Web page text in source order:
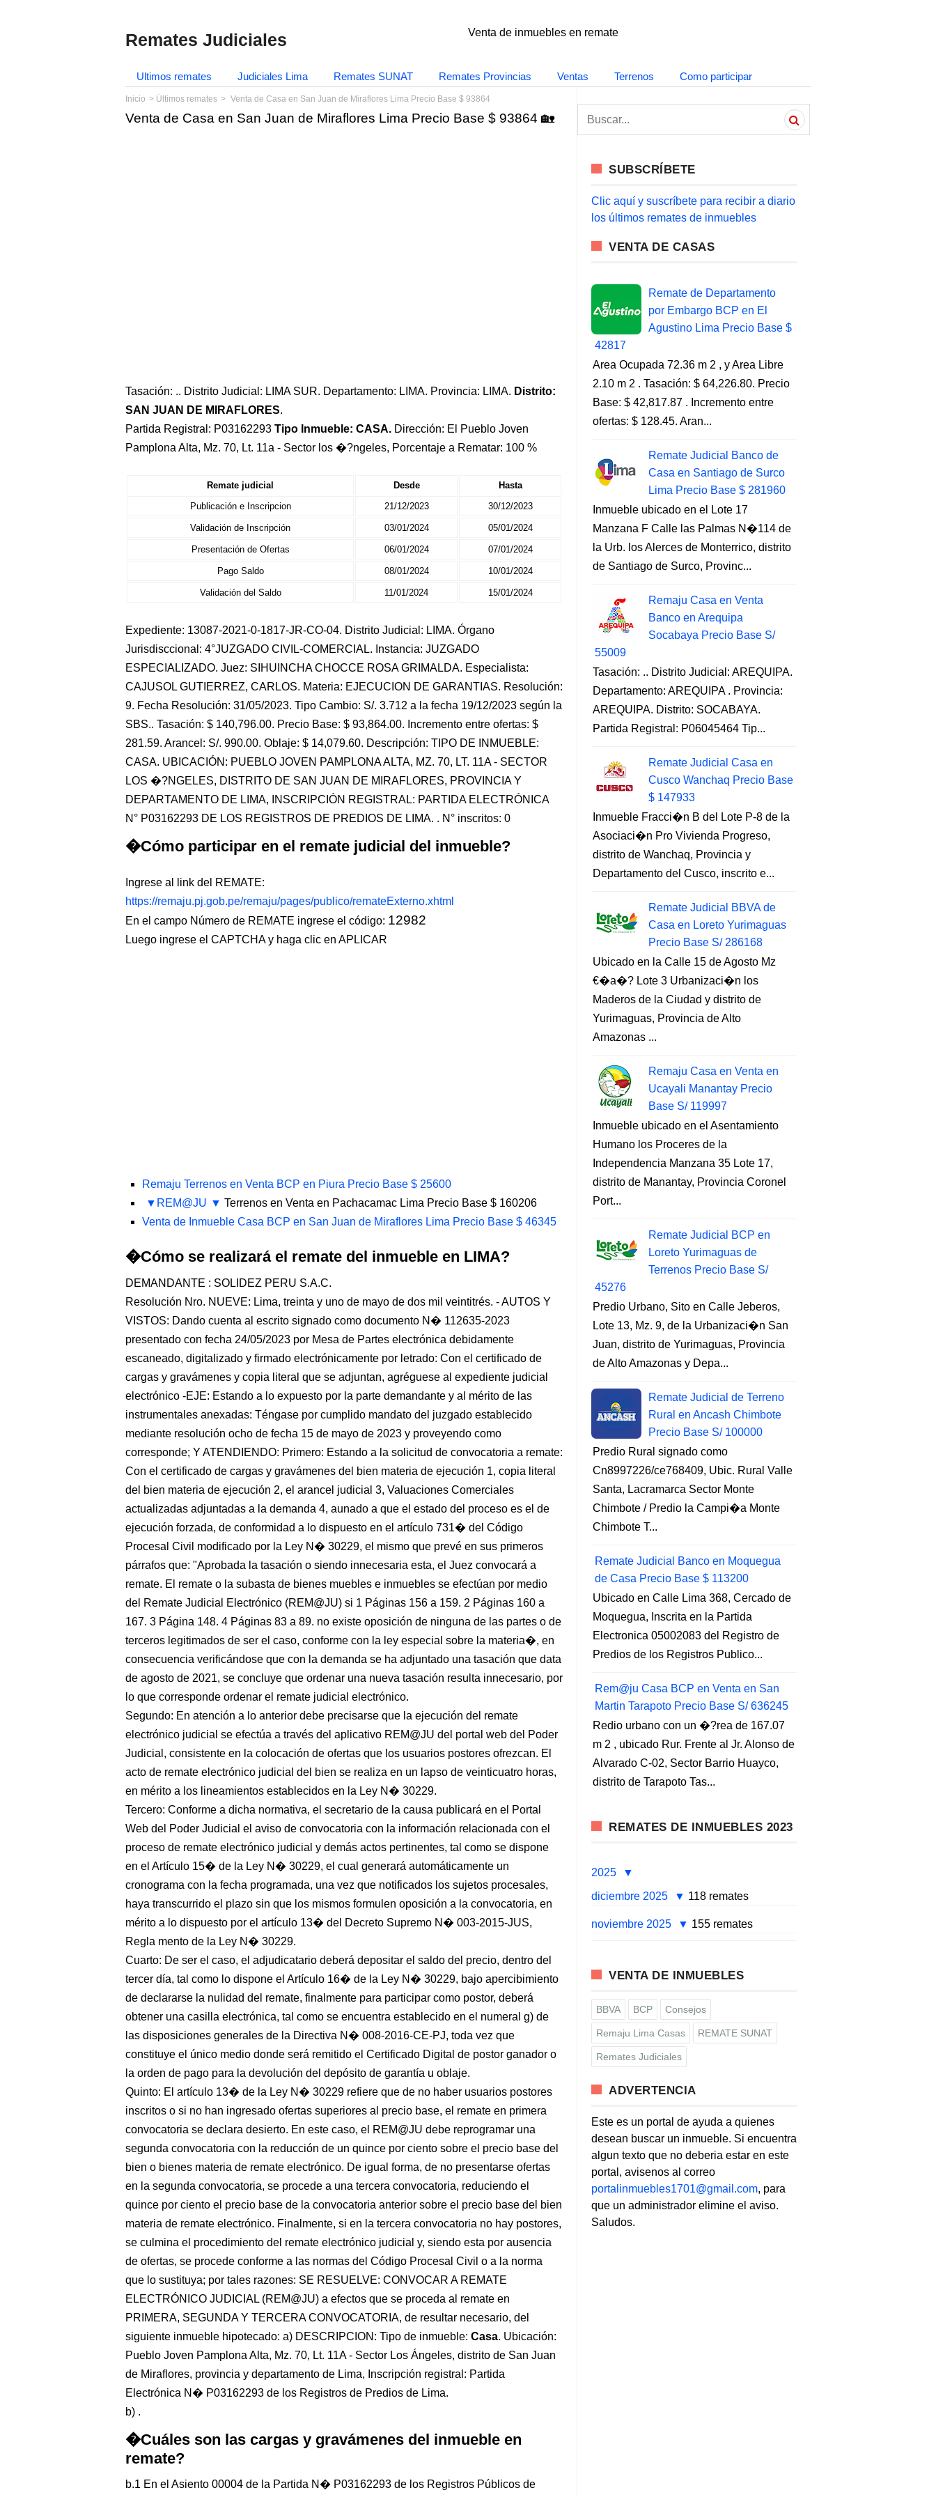
Remates Judiciales Venta de inmuebles en remate
Ultimos remates Judiciales Lima Remates SUNAT Remates Provincias Ventas Terrenos Como participar
Inicio Últimos remates Venta de Casa en San Juan de Miraflores Lima Precio Base $ 93864
Venta de Casa en San Juan de Miraflores Lima Precio Base $ 93864 🏡
Tasación: .. Distrito Judicial: LIMA SUR. Departamento: LIMA. Provincia: LIMA. Distrito:
SAN JUAN DE MIRAFLORES.
Partida Registral: P03162293 Tipo Inmueble: CASA. Dirección: El Pueblo Joven
Pamplona Alta, Mz. 70, Lt. 11a - Sector los �?ngeles, Porcentaje a Rematar: 100 %
Remate judicial Desde
Hasta
Publicación e Inscripcion
21/12/2023 30/12/2023
Validación de Inscripción 03/01/2024 05/01/2024
Presentación de Ofertas 06/01/2024 07/01/2024
Pago Saldo 08/01/2024 10/01/2024
Validación del Saldo 11/01/2024 15/01/2024
Expediente: 13087-2021-0-1817-JR-CO-04. Distrito Judicial: LIMA. Órgano
Jurisdisccional: 4°JUZGADO CIVIL-COMERCIAL. Instancia: JUZGADO
ESPECIALIZADO. Juez: SIHUINCHA CHOCCE ROSA GRIMALDA. Especialista:
CAJUSOL GUTIERREZ, CARLOS. Materia: EJECUCION DE GARANTIAS. Resolución:
9. Fecha Resolución: 31/05/2023. Tipo Cambio: S/. 3.712 a la fecha 19/12/2023 según la
SBS.. Tasación: $ 140,796.00. Precio Base: $ 93,864.00. Incremento entre ofertas: $
281.59. Arancel: S/. 990.00. Oblaje: $ 14,079.60. Descripción: TIPO DE INMUEBLE:
CASA. UBICACIÓN: PUEBLO JOVEN PAMPLONA ALTA, MZ. 70, LT. 11A - SECTOR
LOS �?NGELES, DISTRITO DE SAN JUAN DE MIRAFLORES, PROVINCIA Y
DEPARTAMENTO DE LIMA, INSCRIPCIÓN REGISTRAL: PARTIDA ELECTRÓNICA
N° P03162293 DE LOS REGISTROS DE PREDIOS DE LIMA. . N° inscritos: 0
�Cómo participar en el remate judicial del inmueble?
Ingrese al link del REMATE:
https://remaju.pj.gob.pe/remaju/pages/publico/remateExterno.xhtml
En el campo Número de REMATE ingrese el código: 12982
Luego ingrese el CAPTCHA y haga clic en APLICAR
Remaju Terrenos en Venta BCP en Piura Precio Base $ 25600
REM@JU
Terrenos en Venta en Pachacamac Lima Precio Base $ 160206
Venta de Inmueble Casa BCP en San Juan de Miraflores Lima Precio Base $ 46345
�Cómo se realizará el remate del inmueble en LIMA?
DEMANDANTE : SOLIDEZ PERU S.A.C.
Resolución Nro. NUEVE: Lima, treinta y uno de mayo de dos mil veintitrés. - AUTOS Y
VISTOS: Dando cuenta al escrito signado como documento N� 112635-2023
presentado con fecha 24/05/2023 por Mesa de Partes electrónica debidamente
escaneado, digitalizado y firmado electrónicamente por letrado: Con el certificado de
cargas y gravámenes y copia literal que se adjuntan, agréguese al expediente judicial
electrónico -EJE: Estando a lo expuesto por la parte demandante y al mérito de las
instrumentales anexadas: Téngase por cumplido mandato del juzgado establecido
mediante resolución ocho de fecha 15 de mayo de 2023 y proveyendo como
corresponde; Y ATENDIENDO: Primero: Estando a la solicitud de convocatoria a remate:
Con el certificado de cargas y gravámenes del bien materia de ejecución 1, copia literal
del bien materia de ejecución 2, el arancel judicial 3, Valuaciones Comerciales
actualizadas adjuntadas a la demanda 4, aunado a que el estado del proceso es el de
ejecución forzada, de conformidad a lo dispuesto en el artículo 731� del Código
Procesal Civil modificado por la Ley N� 30229, el mismo que prevé en sus primeros
párrafos que: "Aprobada la tasación o siendo innecesaria esta, el Juez convocará a
remate. El remate o la subasta de bienes muebles e inmuebles se efectúan por medio
del Remate Judicial Electrónico (REM@JU) si 1 Páginas 156 a 159. 2 Páginas 160 a
167. 3 Página 148. 4 Páginas 83 a 89. no existe oposición de ninguna de las partes o de
terceros legitimados de ser el caso, conforme con la ley especial sobre la materia�, en
consecuencia verificándose que con la demanda se ha adjuntado una tasación que data
de agosto de 2021, se concluye que ordenar una nueva tasación resulta innecesario, por
lo que corresponde ordenar el remate judicial electrónico.
Segundo: En atención a lo anterior debe precisarse que la ejecución del remate
electrónico judicial se efectúa a través del aplicativo REM@JU del portal web del Poder
Judicial, consistente en la colocación de ofertas que los usuarios postores ofrezcan. El
acto de remate electrónico judicial del bien se realiza en un lapso de veinticuatro horas,
en mérito a los lineamientos establecidos en la Ley N� 30229.
Tercero: Conforme a dicha normativa, el secretario de la causa publicará en el Portal
Web del Poder Judicial el aviso de convocatoria con la información relacionada con el
proceso de remate electrónico judicial y demás actos pertinentes, tal como se dispone
en el Artículo 15� de la Ley N� 30229, el cual generará automáticamente un
cronograma con la fecha programada, una vez que notificados los sujetos procesales,
haya transcurrido el plazo sin que los mismos formulen oposición a la convocatoria, en
mérito a lo dispuesto por el artículo 13� del Decreto Supremo N� 003-2015-JUS,
Regla mento de la Ley N� 30229.
Cuarto: De ser el caso, el adjudicatario deberá depositar el saldo del precio, dentro del
tercer día, tal como lo dispone el Artículo 16� de la Ley N� 30229, bajo apercibimiento
de declararse la nulidad del remate, finalmente para participar como postor, deberá
obtener una casilla electrónica, tal como se encuentra establecido en el numeral g) de
las disposiciones generales de la Directiva N� 008-2016-CE-PJ, toda vez que
constituye el único medio donde será remitido el Certificado Digital de postor ganador o
la orden de pago para la devolución del depósito de garantía u oblaje.
Quinto: El artículo 13� de la Ley N� 30229 refiere que de no haber usuarios postores
inscritos o si no han ingresado ofertas superiores al precio base, el remate en primera
convocatoria se declara desierto. En este caso, el REM@JU debe reprogramar una
segunda convocatoria con la reducción de un quince por ciento sobre el precio base del
bien o bienes materia de remate electrónico. De igual forma, de no presentarse ofertas
en la segunda convocatoria, se procede a una tercera convocatoria, reduciendo el
quince por ciento el precio base de la convocatoria anterior sobre el precio base del bien
materia de remate electrónico. Finalmente, si en la tercera convocatoria no hay postores,
se culmina el procedimiento del remate electrónico judicial y, siendo esta por ausencia
de ofertas, se procede conforme a las normas del Código Procesal Civil o a la norma
que lo sustituya; por tales razones: SE RESUELVE: CONVOCAR A REMATE
ELECTRÓNICO JUDICIAL (REM@JU) a efectos que se proceda al remate en
PRIMERA, SEGUNDA Y TERCERA CONVOCATORIA, de resultar necesario, del
siguiente inmueble hipotecado: a) DESCRIPCION: Tipo de inmueble: Casa. Ubicación:
Pueblo Joven Pamplona Alta, Mz. 70, Lt. 11A - Sector Los Ángeles, distrito de San Juan
de Miraflores, provincia y departamento de Lima, Inscripción registral: Partida
Electrónica N� P03162293 de los Registros de Predios de Lima.
b) .
�Cuáles son las cargas y gravámenes del inmueble en
remate?
b.1 En el Asiento 00004 de la Partida N� P03162293 de los Registros Públicos de
a
SUBSCRÍBETE
Clic aquí y suscríbete para recibir a diario
los últimos remates de inmuebles
VENTA DE CASAS
Remate de Departamento
por Embargo BCP en El
Agustino Lima Precio Base $
42817
Area Ocupada 72.36 m 2 , y Area Libre
2.10 m 2 . Tasación: $ 64,226.80. Precio
Base: $ 42,817.87 . Incremento entre
ofertas: $ 128.45. Aran...
Remate Judicial Banco de
Casa en Santiago de Surco
Lima Precio Base $ 281960
Inmueble ubicado en el Lote 17
Manzana F Calle las Palmas N�114 de
la Urb. los Alerces de Monterrico, distrito
de Santiago de Surco, Provinc...
Remaju Casa en Venta
Banco en Arequipa
Socabaya Precio Base S/
55009
Tasación: .. Distrito Judicial: AREQUIPA.
Departamento: AREQUIPA . Provincia:
AREQUIPA. Distrito: SOCABAYA.
Partida Registral: P06045464 Tip...
Remate Judicial Casa en
Cusco Wanchaq Precio Base
$ 147933
Inmueble Fracci�n B del Lote P-8 de la
Asociaci�n Pro Vivienda Progreso,
distrito de Wanchaq, Provincia y
Departamento del Cusco, inscrito e...
Remate Judicial BBVA de
Casa en Loreto Yurimaguas
Precio Base S/ 286168
Ubicado en la Calle 15 de Agosto Mz
€�a�? Lote 3 Urbanizaci�n los
Maderos de la Ciudad y distrito de
Yurimaguas, Provincia de Alto
Amazonas ...
Remaju Casa en Venta en
Ucayali Manantay Precio
Base S/ 119997
Inmueble ubicado en el Asentamiento
Humano los Proceres de la
Independencia Manzana 35 Lote 17,
distrito de Manantay, Provincia Coronel
Port...
Remate Judicial BCP en
Loreto Yurimaguas de
Terrenos Precio Base S/
45276
Predio Urbano, Sito en Calle Jeberos,
Lote 13, Mz. 9, de la Urbanizaci�n San
Juan, distrito de Yurimaguas, Provincia
de Alto Amazonas y Depa...
Remate Judicial de Terreno
Rural en Ancash Chimbote
Precio Base S/ 100000
Predio Rural signado como
Cn8997226/ce768409, Ubic. Rural Valle
Santa, Lacramarca Sector Monte
Chimbote / Predio la Campi�a Monte
Chimbote T...
Remate Judicial Banco en Moquegua
de Casa Precio Base $ 113200
Ubicado en Calle Lima 368, Cercado de
Moquegua, Inscrita en la Partida
Electronica 05002083 del Registro de
Predios de los Registros Publico...
Rem@ju Casa BCP en Venta en San
Martin Tarapoto Precio Base S/ 636245
Redio urbano con un �?rea de 167.07
m 2 , ubicado Rur. Frente al Jr. Alonso de
Alvarado C-02, Sector Barrio Huayco,
distrito de Tarapoto Tas...
REMATES DE INMUEBLES 2023
2025
diciembre 2025
118 remates
noviembre 2025 155 remates
VENTA DE INMUEBLES
BBVA BCP Consejos
Remaju Lima Casas REMATE SUNAT
Remates Judiciales
ADVERTENCIA
Este es un portal de ayuda a quienes
desean buscar un inmueble. Si encuentra
algun texto que no deberia estar en este
portal, avisenos al correo
portalinmuebles1701@gmail.com, para
que un administrador elimine el aviso.
Saludos.